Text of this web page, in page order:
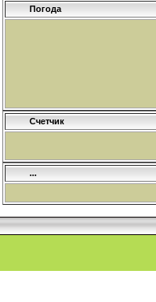
Погода
Счетчик
...